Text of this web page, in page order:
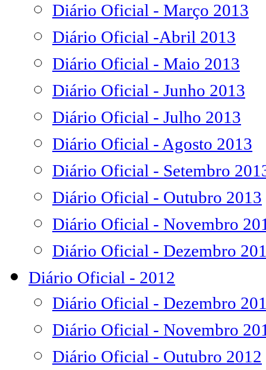
Diário Oficial - Março 2013
Diário Oficial -Abril 2013
Diário Oficial - Maio 2013
Diário Oficial - Junho 2013
Diário Oficial - Julho 2013
Diário Oficial - Agosto 2013
Diário Oficial - Setembro
Diário Oficial - Outubro 2013
Diário Oficial - Novembro
Diário Oficial - Dezembro
Diário Oficial - 2012
Diário Oficial - Dezembro
Diário Oficial - Novembro
Diário Oficial - Outubro 2012